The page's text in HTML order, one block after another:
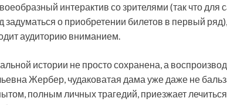
интерактив со зрителями (так что
задуматься о приобретении билетов в первый
аудиторию вниманием.
истории не просто сохранена, а
Жербер, чудаковатая дама уже даже не
полным личных трагедий, приезжает